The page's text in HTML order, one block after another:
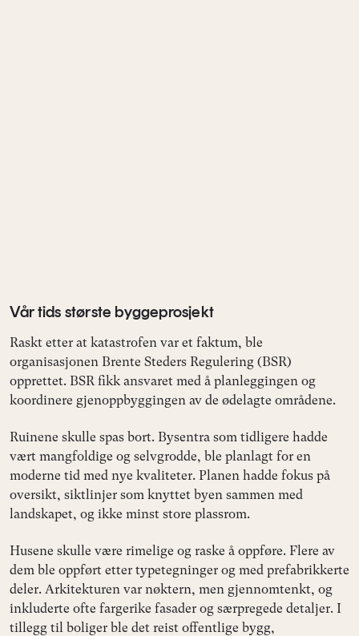
Vår tids største byggeprosjekt
Raskt etter at katastrofen var et faktum, ble
organisasjonen Brente Steders Regulering (BSR)
opprettet. BSR fikk ansvaret med å planleggingen og
koordinere gjenoppbyggingen av de ødelagte områdene.
Ruinene skulle spas bort. Bysentra som tidligere hadde
vært mangfoldige og selvgrodde, ble planlagt for en
moderne tid med nye kvaliteter. Planen hadde fokus på
oversikt, siktlinjer som knyttet byen sammen med
landskapet, og ikke minst store plassrom.
Husene skulle være rimelige og raske å oppføre. Flere av
dem ble oppført etter typetegninger og med prefabrikkerte
deler. Arkitekturen var nøktern, men gjennomtenkt, og
inkluderte ofte fargerike fasader og særpregede detaljer. I
tillegg til boliger ble det reist offentlige bygg,